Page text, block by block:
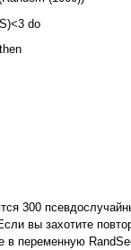
do
300
вы захотите
в переменную